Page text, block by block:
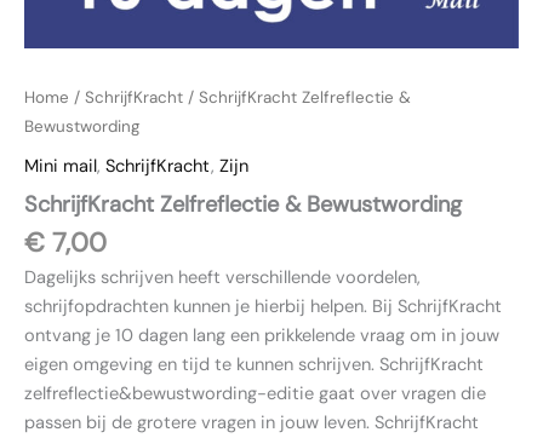
Home / SchrijfKracht / SchrijfKracht Zelfreflectie &
Bewustwording
Mini mail, SchrijfKracht, Zijn
SchrijfKracht Zelfreflectie & Bewustwording
€ 7,00
Dagelijks schrijven heeft verschillende voordelen,
schrijfopdrachten kunnen je hierbij helpen. Bij SchrijfKracht
ontvang je 10 dagen lang een prikkelende vraag om in jouw
eigen omgeving en tijd te kunnen schrijven. SchrijfKracht
zelfreflectie&bewustwording-editie gaat over vragen die
passen bij de grotere vragen in jouw leven. SchrijfKracht